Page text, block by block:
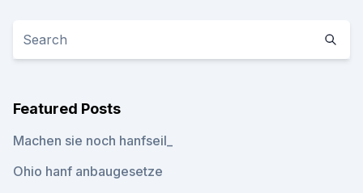
Featured Posts
Machen sie noch hanfseil_
Ohio hanf anbaugesetze